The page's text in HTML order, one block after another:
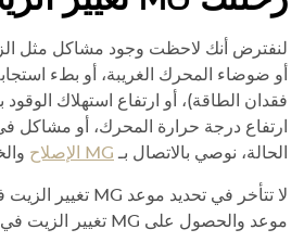
لنفترض أنك لاحظت وجود مشاكل مثل
أو ضوضاء المحرك الغريبة، أو بطء
فقدان الطاقة)، أو ارتفاع استهلاك
ارتفاع درجة حرارة المحرك، أو
الحالة، نوصي بالاتصال بـ MG الإصلاح
لا تتأخر في تحديد موعد MG تغيير
موعد والحصول على MG تغيير الزيت